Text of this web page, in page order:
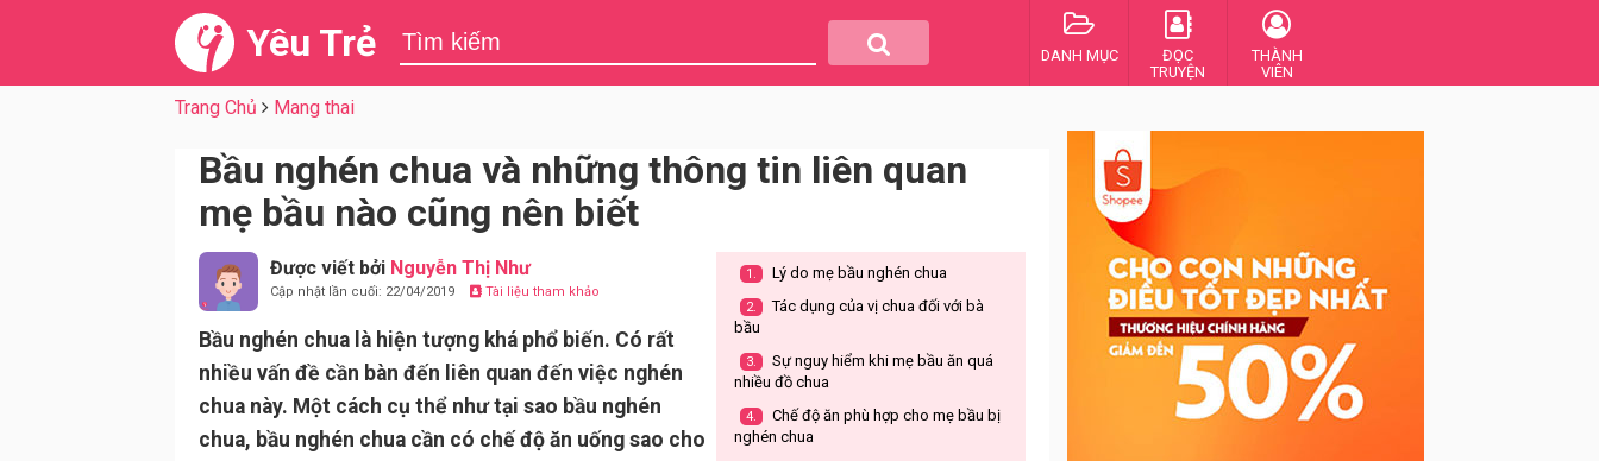
Yêu Trẻ DANH MỤC
ĐỌC
TRUYỆN
THÀNH
VIÊN
Trang Chủ Mang thai
Bầu nghén chua và những thông tin liên quan
mẹ bầu nào cũng nên biết
Được viết bởi Nguyễn Thị Như
Cập nhật lần cuối: 22/04/2019 Tài liệu tham khảo
Bầu nghén chua là hiện tượng khá phổ biến. Có rất
nhiều vấn đề cần bàn đến liên quan đến việc nghén
chua này. Một cách cụ thể như tại sao bầu nghén
chua, bầu nghén chua cần có chế độ ăn uống sao cho
1. Lý do mẹ bầu nghén chua
2.
Tác dụng của vị chua đối với bà
bầu
3.
Sự nguy hiểm khi mẹ bầu ăn quá
nhiều đồ chua
4.
Chế độ ăn phù hợp cho mẹ bầu bị
nghén chua